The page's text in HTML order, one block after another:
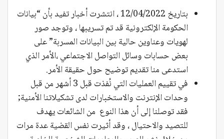
بتاريخ 12/04/2022 ، انتشرت أخبار تفيد بأن “بيانات
الحكومة الإلكترونية قد تم تسريبها ، وتوجد صور
لهويات وعناوين حالية بين البيانات المسربة” على
بعض حسابات وسائل التواصل الاجتماعي ،الأمر الذي
استدعى منا تقديم توضيح حول حقيقة الأمر.
في تقييم العمليات التي نُفذت قبل 3 أشهر من قبل
وحدات الإنترنت والاستخبارات لدى تشكيلاتنا الأمنية;
فقد توصلنا إلى أن هذا النوع من الشائعات يهدف
للتصيد والاحتيال ، وقد أثيرت نفس القضية عدة مرات